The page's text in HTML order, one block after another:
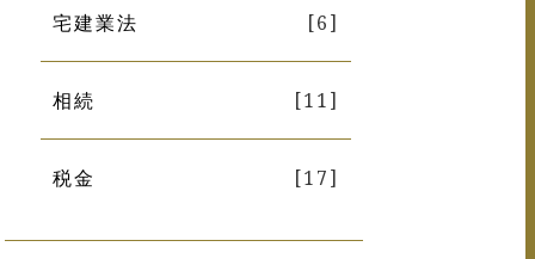
宅建業法 [6]
相続 [11]
税金 [17]